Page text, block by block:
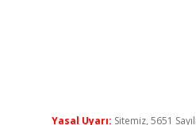
Yasal Uyarı: Sitemiz, 5651